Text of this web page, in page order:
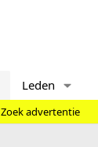
Leden
Zoek advertentie